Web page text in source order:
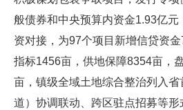
般债券和中央预算内资金1.93亿元
资对接，为97个项目新增信贷资
指标1456亩，供地保障8354亩，
亩，镇级全域土地综合整治列入
道）协调联动、跨区驻点招募等